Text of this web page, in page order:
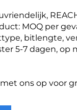
MOQ per
bitlengte,
5-7 dagen, op
ons op voor